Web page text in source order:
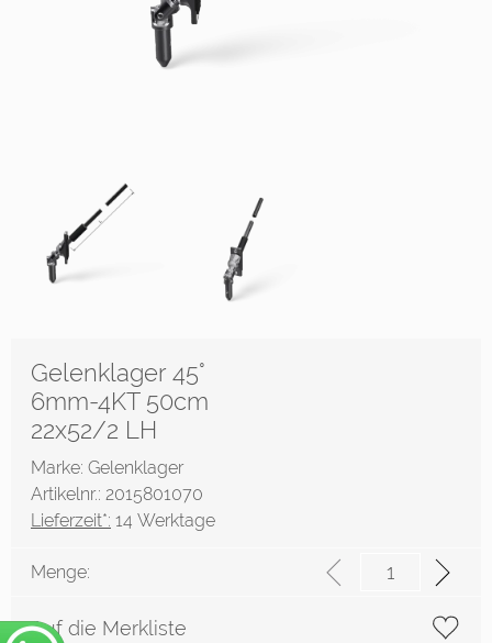
Gelenklager 45°
6mm-4KT 50cm
22x52/2 LH
Marke: Gelenklager
Artikelnr.: 2015801070
Lieferzeit*: 14 Werktage
Menge:
Auf die Merkliste